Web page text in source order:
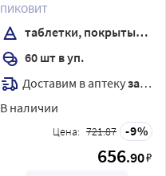
ПИКОВИТ
таблетки, покрытые оболочкой
60 шт в уп.
Доставим в аптекузавтра
В наличии
Цена: 721.87 9
656.90₽